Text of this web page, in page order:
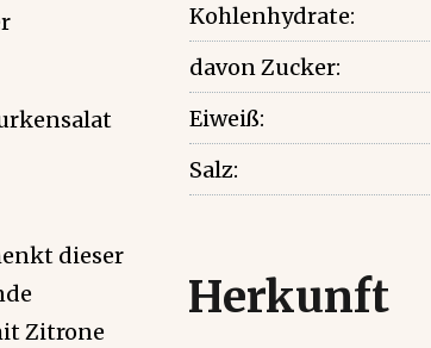
dieser
Zitrone
Kohlenhydrate:
davon Zucker:
Eiweiß:
Salz:
Herkunft